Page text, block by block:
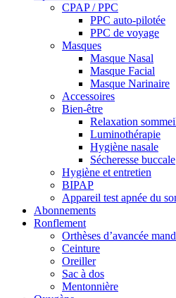
CPAP / PPC
PPC auto-pilotée
PPC de voyage
Masques
Masque Nasal
Masque Facial
Masque Narinaire
Accessoires
Bien-être
Relaxation
Luminothérapie
Hygiène nasale
Sécheresse buccale
Hygiène et entretien
BIPAP
Appareil test apnée du
Abonnements
Ronflement
Orthèses d’avancée
Ceinture
Oreiller
Sac à dos
Mentonnière